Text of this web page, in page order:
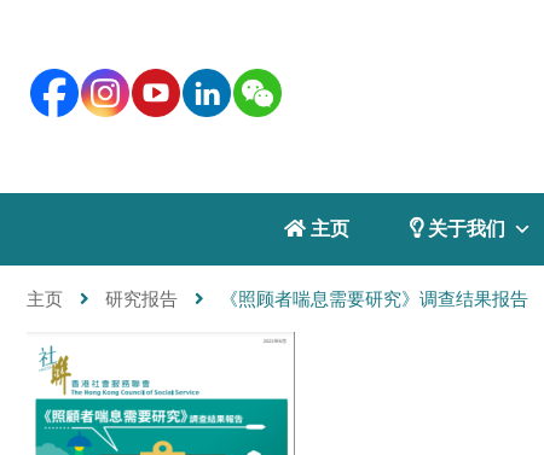
 主页  关于我们
主页 研究报告 《照顾者喘息需要研究》调查结果报告